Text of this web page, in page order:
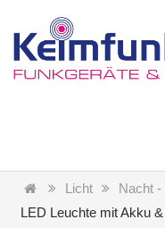
Licht
Nacht -
LED Leuchte mit Akku